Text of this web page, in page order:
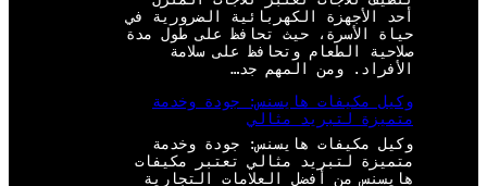
أحد الأجهزة الكهربائية الضرورية في
حياة الأسرة، حيث تحافظ على طول مدة
صلاحية الطعام وتحافظ على سلامة
الأفراد. ومن المهم جد…
وكيل مكيفات هايسنس: جودة وخدمة
متميزة لتبريد مثالي
وكيل مكيفات هايسنس: جودة وخدمة
متميزة لتبريد مثالي تعتبر مكيفات
هايسنس من أفضل العلامات التجارية